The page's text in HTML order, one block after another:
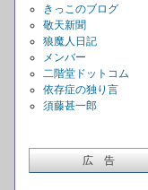
きっこのブログ
敬天新聞
狼魔人日記
メンバー
二階堂ドットコム
依存症の独り言
須藤甚一郎
広 告